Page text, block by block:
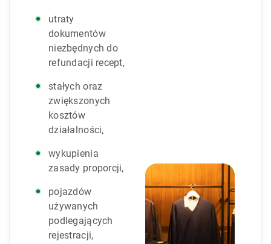
utraty
dokumentów
niezbędnych do
refundacji recept,
stałych oraz
zwiększonych
kosztów
działalności,
wykupienia
zasady proporcji,
pojazdów
używanych
podlegających
rejestracji,